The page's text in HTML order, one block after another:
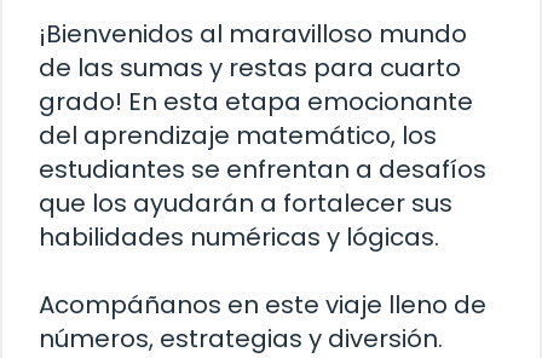
¡Bienvenidos al maravilloso mundo
de las sumas y restas para cuarto
grado! En esta etapa emocionante
del aprendizaje matemático, los
estudiantes se enfrentan a desafíos
que los ayudarán a fortalecer sus
habilidades numéricas y lógicas.
Acompáñanos en este viaje lleno de
números, estrategias y diversión.